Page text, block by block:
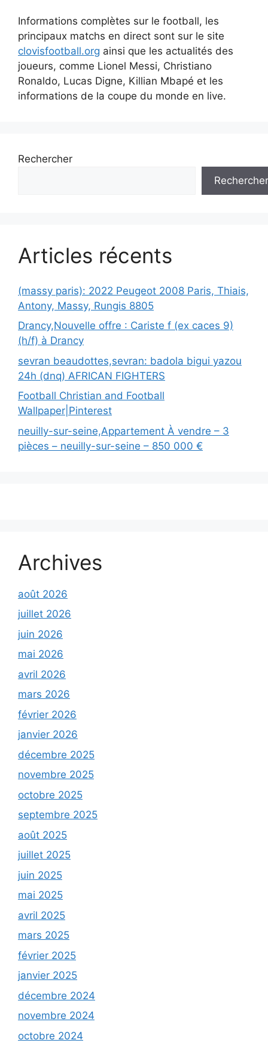
Informations complètes sur le football, les
principaux matchs en direct sont sur le site
clovisfootball.org ainsi que les actualités des
joueurs, comme Lionel Messi, Christiano
Ronaldo, Lucas Digne, Killian Mbapé et les
informations de la coupe du monde en live.
Rechercher
Rechercher
Articles récents
(massy paris): 2022 Peugeot 2008 Paris, Thiais,
Antony, Massy, Rungis 8805
Drancy,Nouvelle offre : Cariste f (ex caces 9)
(h/f) à Drancy
sevran beaudottes,sevran: badola bigui yazou
24h (dnq) AFRICAN FIGHTERS
Football Christian and Football
Wallpaper|Pinterest
neuilly-sur-seine,Appartement À vendre – 3
pièces – neuilly-sur-seine – 850 000 €
Archives
août 2026
juillet 2026
juin 2026
mai 2026
avril 2026
mars 2026
février 2026
janvier 2026
décembre 2025
novembre 2025
octobre 2025
septembre 2025
août 2025
juillet 2025
juin 2025
mai 2025
avril 2025
mars 2025
février 2025
janvier 2025
décembre 2024
novembre 2024
octobre 2024